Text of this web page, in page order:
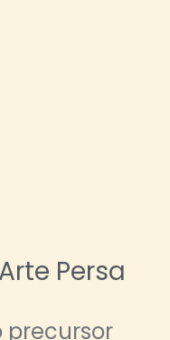
Persa
precursor